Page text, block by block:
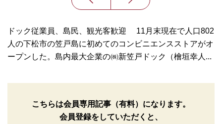
ドック従業員、島民、観光客歓迎 11月末現在で人口802
人の下松市の笠戸島に初めてのコンビニエンスストアがオ
ープンした。島内最大企業の㈱新笠戸ドック（檜垣幸人...
こちらは会員専用記事（有料）になります。
会員登録をしていただくと、